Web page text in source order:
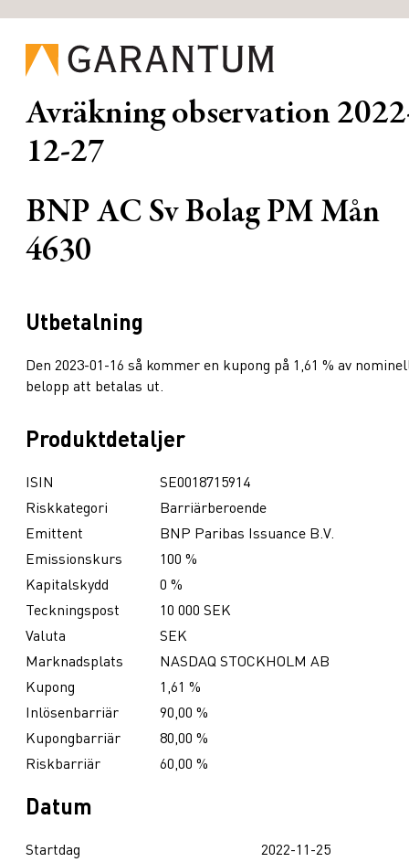
Avräkning observation
12-27
BNP AC Sv Bolag PM Mån
4630
Utbetalning
Den 2023-01-16 så kommer en kupong på 1,61 % av
belopp att betalas ut.
Produktdetaljer
ISIN
SE0018715914
Riskkategori
Barriärberoende
Emittent
BNP Paribas Issuance B.V.
Emissionskurs
100 %
Kapitalskydd
0 %
Teckningspost
10 000 SEK
Valuta
SEK
Marknadsplats
NASDAQ STOCKHOLM AB
Kupong
1,61 %
Inlösenbarriär
90,00 %
Kupongbarriär
80,00 %
Riskbarriär
60,00 %
Datum
Startdag
2022-11-25